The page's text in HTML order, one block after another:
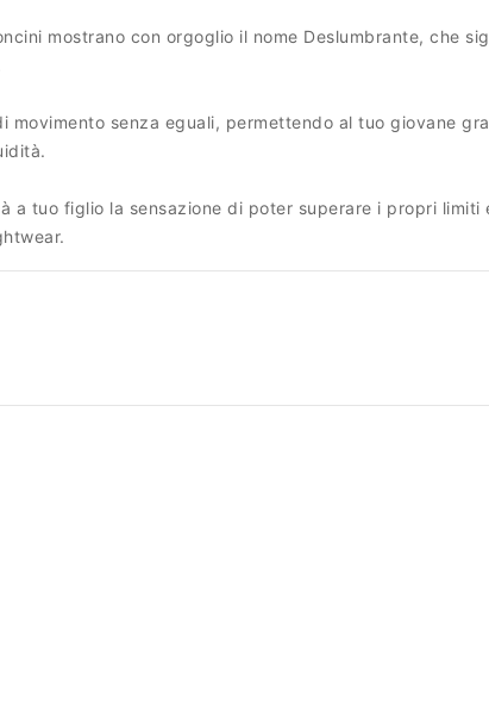
mostrano con orgoglio il nome Deslumbrante, che
senza eguali, permettendo al tuo giovane
a tuo figlio la sensazione di poter superare i propri